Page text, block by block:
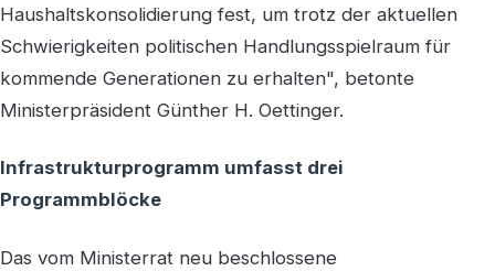
Haushaltskonsolidierung fest, um trotz der aktuellen
Schwierigkeiten politischen Handlungsspielraum für
kommende Generationen zu erhalten", betonte
Ministerpräsident Günther H. Oettinger.
Infrastrukturprogramm umfasst drei
Programmblöcke
Das vom Ministerrat neu beschlossene